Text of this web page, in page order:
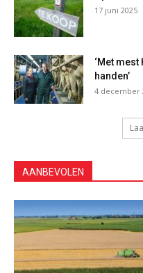
17 juni 2025
‘Met
handen’
4 december
AANBEVOLEN